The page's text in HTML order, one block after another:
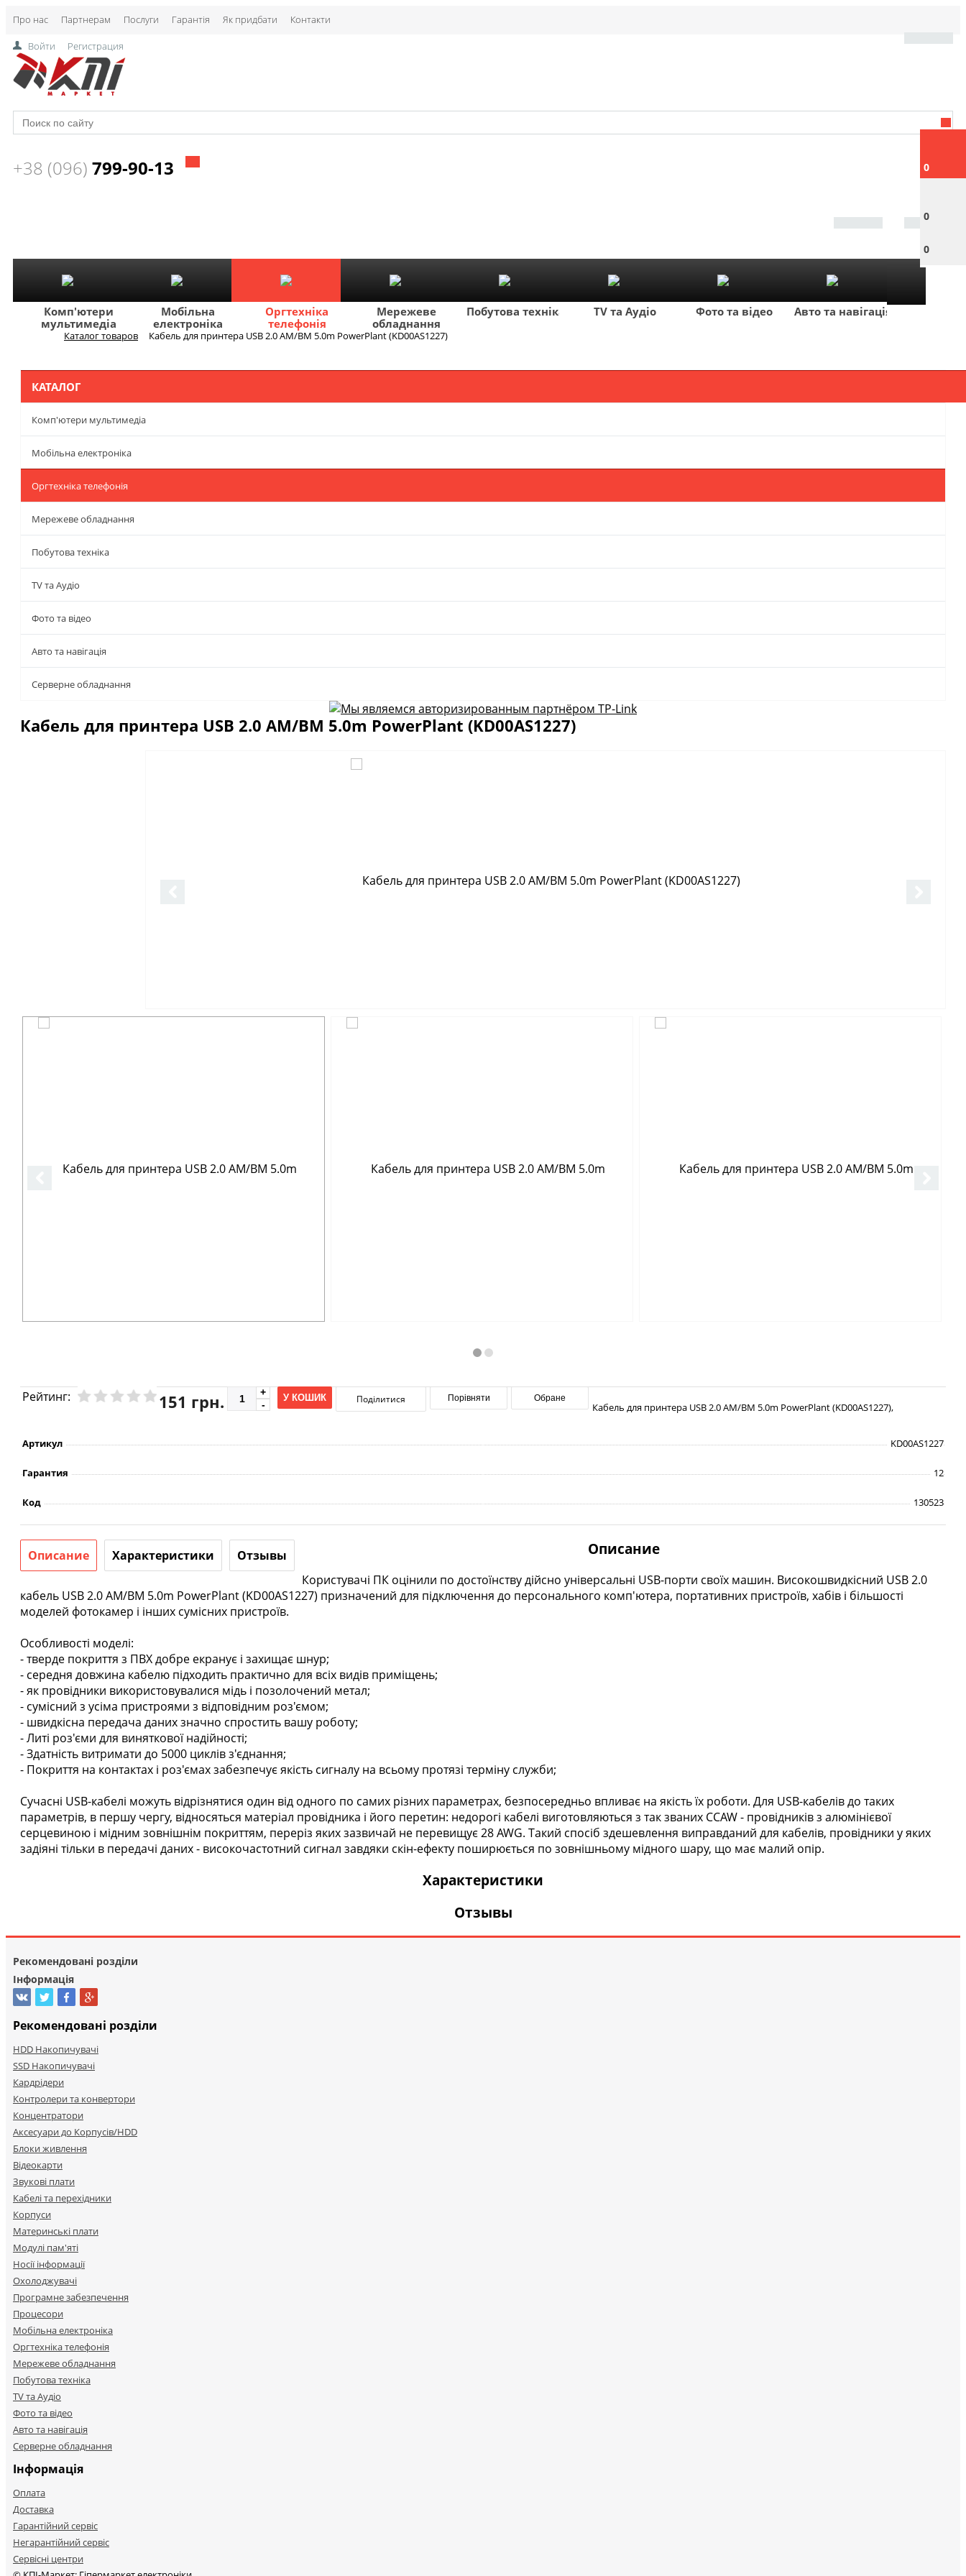
Про нас Партнерам Послуги Гарантія Як придбати Контакти
0
0
0
Войти Регистрация
+38 (096) 799-90-13
Комп'ютери
мультимедіа
Мобільна
електроніка
Оргтехніка
телефонія
Мережеве
обладнання
Побутова техніка TV та Аудіо Фото та відео Авто та навігація
Каталог товаров Кабель для принтера USB 2.0 AM/BM 5.0m PowerPlant (KD00AS1227)
КАТАЛОГ
Комп'ютери мультимедіа
Мобільна електроніка
Оргтехніка телефонія
Мережеве обладнання
Побутова техніка
TV та Аудіо
Фото та відео
Авто та навігація
Серверне обладнання
Кабель для принтера USB 2.0 AM/BM 5.0m PowerPlant (KD00AS1227)
Рейтинг: 151 грн. У КОШИК Поділитися Порівняти Обране
Кабель для принтера USB 2.0 AM/BM 5.0m PowerPlant (KD00AS1227),
Артикул KD00AS1227
Гарантия 12
Код 130523
Описание Характеристики Отзывы Описание
Користувачі ПК оцінили по достоїнству дійсно універсальні USB-порти своїх машин. Високошвидкісний USB 2.0
кабель USB 2.0 AM/BM 5.0m PowerPlant (KD00AS1227) призначений для підключення до персонального комп'ютера, портативних пристроїв, хабів і більшості
моделей фотокамер і інших сумісних пристроїв.
Особливості моделі:
- тверде покриття з ПВХ добре екранує і захищає шнур;
- середня довжина кабелю підходить практично для всіх видів приміщень;
- як провідники використовувалися мідь і позолочений метал;
- сумісний з усіма пристроями з відповідним роз'ємом;
- швидкісна передача даних значно спростить вашу роботу;
- Литі роз'єми для виняткової надійності;
- Здатність витримати до 5000 циклів з'єднання;
- Покриття на контактах і роз'ємах забезпечує якість сигналу на всьому протязі терміну служби;
Сучасні USB-кабелі можуть відрізнятися один від одного по самих різних параметрах, безпосередньо впливає на якість їх роботи. Для USB-кабелів до таких
параметрів, в першу чергу, відносяться матеріал провідника і його перетин: недорогі кабелі виготовляються з так званих CCAW - провідників з алюмінієвої
серцевиною і мідним зовнішнім покриттям, переріз яких зазвичай не перевищує 28 AWG. Такий спосіб здешевлення виправданий для кабелів, провідники у яких
задіяні тільки в передачі даних - високочастотний сигнал завдяки скін-ефекту поширюється по зовнішньому мідного шару, що має малий опір.
Характеристики
Отзывы
Рекомендовані розділи
Інформація
Рекомендовані розділи
HDD Накопичувачі
SSD Накопичувачі
Кардрідери
Контролери та конвертори
Концентратори
Аксесуари до Корпусів/HDD
Блоки живлення
Відеокарти
Звукові плати
Кабелі та перехідники
Корпуси
Материнські плати
Модулі пам'яті
Носії інформації
Охолоджувачі
Програмне забезпечення
Процесори
Мобільна електроніка
Оргтехніка телефонія
Мережеве обладнання
Побутова техніка
TV та Аудіо
Фото та відео
Авто та навігація
Серверне обладнання
Інформація
Оплата
Доставка
Гарантійний сервіс
Негарантійний сервіс
Сервісні центри